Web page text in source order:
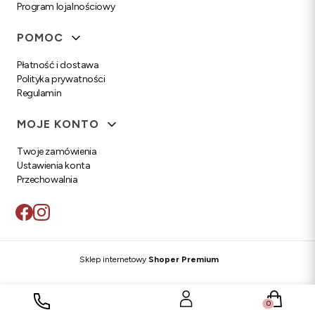
Program lojalnościowy
POMOC
Płatność i dostawa
Polityka prywatności
Regulamin
MOJE KONTO
Twoje zamówienia
Ustawienia konta
Przechowalnia
Sklep internetowy Shoper Premium
Produkty